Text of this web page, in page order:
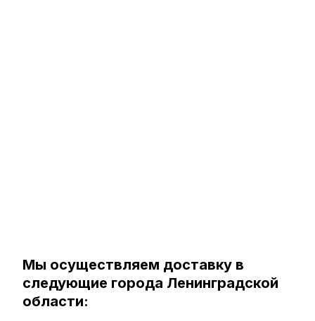
Мы осуществляем доставку в
следующие города Ленинградской
области: